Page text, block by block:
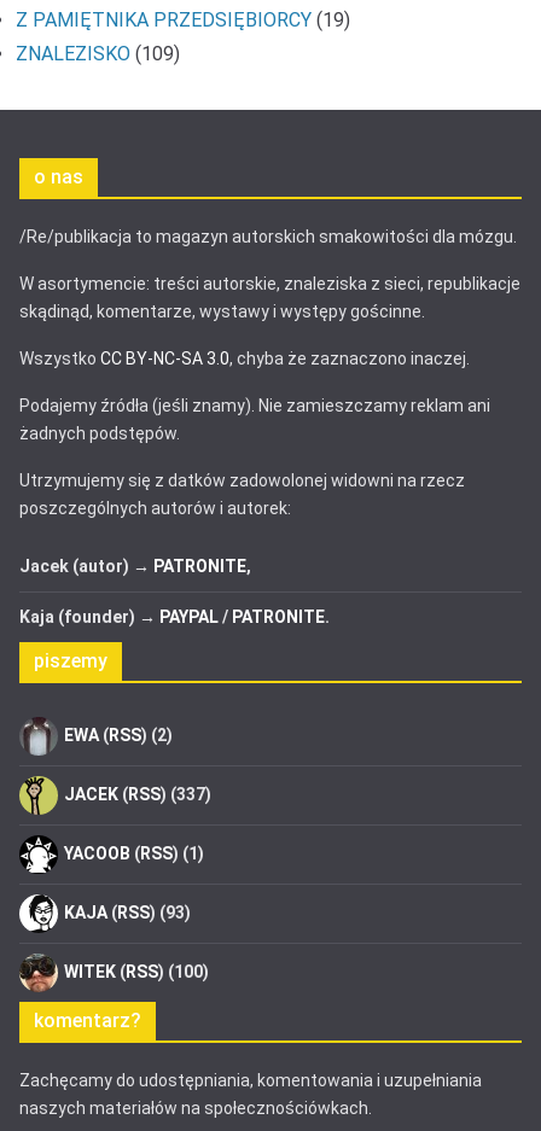
Z PAMIĘTNIKA PRZEDSIĘBIORCY (19)
ZNALEZISKO (109)
o nas
/Re/publikacja to magazyn autorskich smakowitości dla mózgu.
W asortymencie: treści autorskie, znaleziska z sieci, republikacje
skądinąd, komentarze, wystawy i występy gościnne.
Wszystko CC BY-NC-SA 3.0, chyba że zaznaczono inaczej.
Podajemy źródła (jeśli znamy). Nie zamieszczamy reklam ani
żadnych podstępów.
Utrzymujemy się z datków zadowolonej widowni na rzecz
poszczególnych autorów i autorek:
Jacek (autor) → PATRONITE,
Kaja (founder) → PAYPAL/ PATRONITE.
piszemy
EWA (RSS) (2)
JACEK (RSS) (337)
YACOOB (RSS) (1)
KAJA (RSS) (93)
WITEK (RSS) (100)
komentarz?
Zachęcamy do udostępniania, komentowania i uzupełniania
naszych materiałów na społecznościówkach.